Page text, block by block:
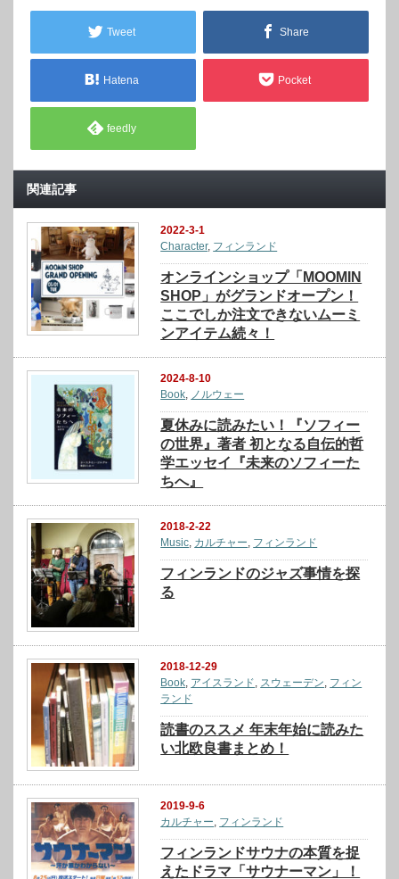
Tweet Share
Hatena Pocket
feedly
関連記事
2022-3-1
Character, フィンランド
オンラインショップ「MOOMIN
SHOP」がグランドオープン！
ここでしか注文できないムーミ
ンアイテム続々！
2024-8-10
Book, ノルウェー
夏休みに読みたい！『ソフィー
の世界』著者 初となる自伝的哲
学エッセイ『未来のソフィーた
ちへ』
2018-2-22
Music, カルチャー, フィンランド
フィンランドのジャズ事情を探
る
2018-12-29
Book, アイスランド, スウェーデン, フィン
ランド
読書のススメ 年末年始に読みた
い北欧良書まとめ！
2019-9-6
カルチャー, フィンランド
フィンランドサウナの本質を捉
えたドラマ「サウナーマン」！